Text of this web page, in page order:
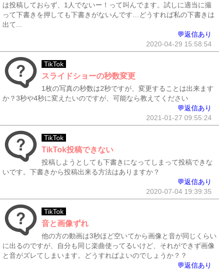
は投稿しておらず、1人でないー！って叫んでます。試しに適当に撮
って下書きを押しても下書きがないんです…どうすれば私の下書きは
出て...
💬返信あり
2020-04-29 15:58:54
TikTok
スライドショーの秒数変更
1枚の写真の秒数は2秒ですが、変更することは出来ます
か？3秒や4秒に変えたいのですが、可能なら教えてください
💬返信あり
2021-01-27 09:55:24
TikTok
TikTok投稿できない
投稿しようとしても下書きになってしまって投稿できな
いです。下書きから投稿出来る方法はありますか？
💬返信あり
2020-07-04 19:39:35
TikTok
音と画像ずれ
他の方の動画は3秒ほど空いてから画像と音が同じくらい
に出るのですが、自分も同じ楽曲使ってるいけど、それができず画像
と音がズレてしまいます。どうすればよいのでしょうか？？
💬返信あり